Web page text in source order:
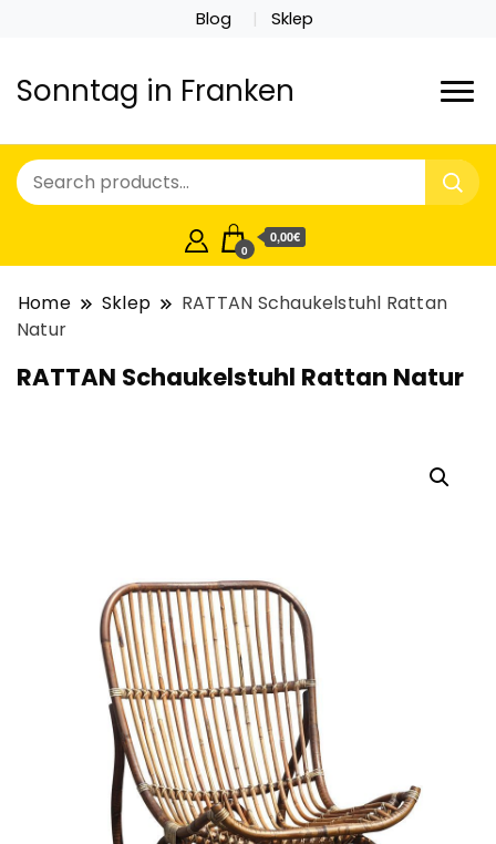
Blog Sklep
Sonntag in Franken
0
0,00€
Home Sklep
RATTAN Schaukelstuhl Rattan
Natur
RATTAN Schaukelstuhl Rattan Natur